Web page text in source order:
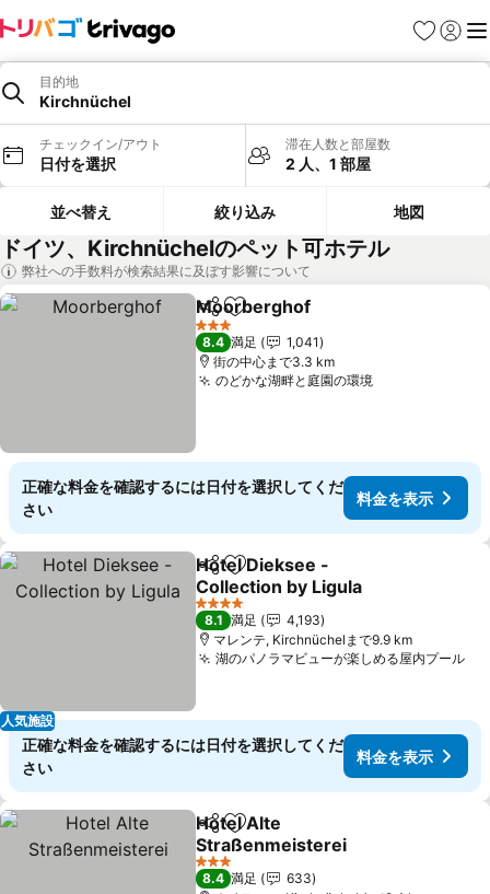
お気に入り
ログイ
メ
目的地
Kirchnüchel
チェックイン/アウト
日付を選択
滞在人数と部屋数
2 人、1 部屋
並べ替え 絞り込み 地図
ドイツ、Kirchnüchelのペット可ホテル
弊社への手数料が検索結果に及ぼす影響について
シェアお気に入りに追加
Moorberghof
3 ホテルのランク
8.4 満足
1,041
街の中心まで3.3 km
のどかな湖畔と庭園の環境
正確な料金を確認するには日付を選択してくだ
さい
料金を表示
人気施設
シェアお気に入りに追加
Hotel Dieksee -
Collection by Ligula
4 ホテルのランク
8.1 満足
4,193
マレンテ, Kirchnüchelまで9.9 km
湖のパノラマビューが楽しめる屋内プール
正確な料金を確認するには日付を選択してくだ
さい
料金を表示
シェアお気に入りに追加
Hotel Alte
Straßenmeisterei
3 ホテルのランク
8.4 満足
633